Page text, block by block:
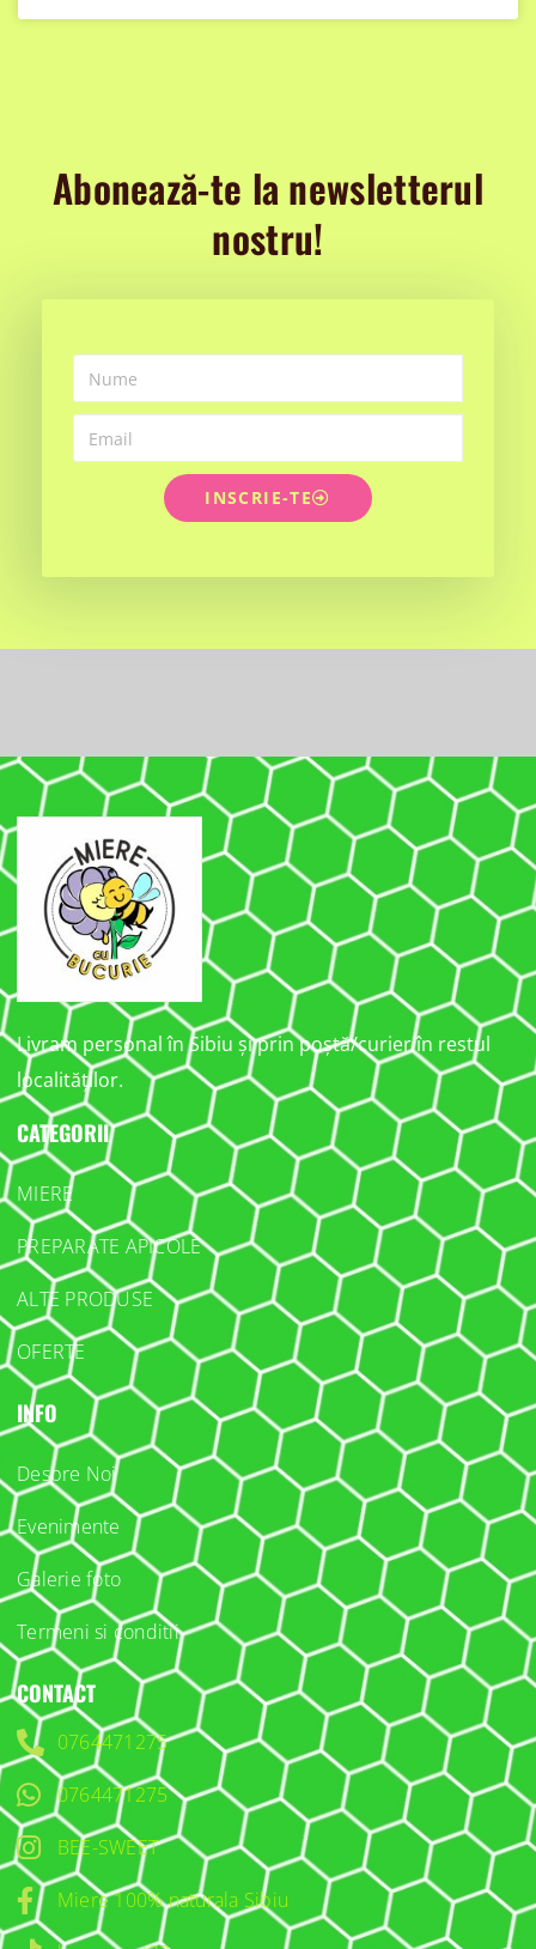
Abonează-te la newsletterul
nostru!
INSCRIE-TE
Livram personal în Sibiu și prin poștă/curier în restul
localităților.
CATEGORII
MIERE
PREPARATE APICOLE
ALTE PRODUSE
OFERTE
INFO
Despre Noi
Evenimente
Galerie foto
Termeni si conditii
CONTACT
0764471275
0764471275
BEE-SWEET
Miere 100% naturala Sibiu